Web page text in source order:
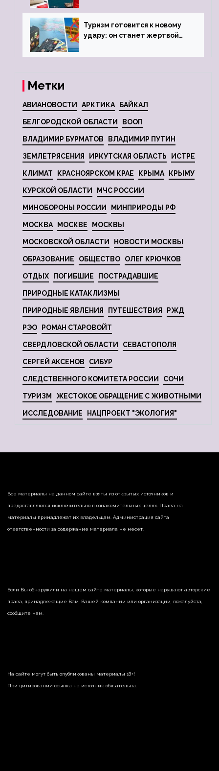
Туризм готовится к новому
удару: он станет жертвой
Метки
АВИАНОВОСТИ АРКТИКА БАЙКАЛ
БЕЛГОРОДСКОЙ ОБЛАСТИ ВООП
ВЛАДИМИР БУРМАТОВ ВЛАДИМИР ПУТИН
ЗЕМЛЕТРЯСЕНИЯ ИРКУТСКАЯ ОБЛАСТЬ ИСТРЕ
КЛИМАТ КРАСНОЯРСКОМ КРАЕ КРЫМА КРЫМУ
КУРСКОЙ ОБЛАСТИ МЧС РОССИИ
МИНОБОРОНЫ РОССИИ МИНПРИРОДЫ РФ
МОСКВА МОСКВЕ МОСКВЫ
МОСКОВСКОЙ ОБЛАСТИ НОВОСТИ МОСКВЫ
ОБРАЗОВАНИЕ ОБЩЕСТВО ОЛЕГ КРЮЧКОВ
ОТДЫХ ПОГИБШИЕ ПОСТРАДАВШИЕ
ПРИРОДНЫЕ КАТАКЛИЗМЫ
ПРИРОДНЫЕ ЯВЛЕНИЯ ПУТЕШЕСТВИЯ РЖД
РЭО РОМАН СТАРОВОЙТ
СВЕРДЛОВСКОЙ ОБЛАСТИ СЕВАСТОПОЛЯ
СЕРГЕЙ АКСЕНОВ СИБУР
СЛЕДСТВЕННОГО КОМИТЕТА РОССИИ СОЧИ
ТУРИЗМ ЖЕСТОКОЕ ОБРАЩЕНИЕ С ЖИВОТНЫМИ
ИССЛЕДОВАНИЕ НАЦПРОЕКТ "ЭКОЛОГИЯ"
Все материалы на данном сайте взяты из открытых источников и
предоставляются исключительно в ознакомительных целях. Права на
материалы принадлежат их владельцам. Администрация сайта
ответственности за содержание материала не несет.
Если Вы обнаружили на нашем сайте материалы, которые нарушают авторские
права, принадлежащие Вам, Вашей компании или организации, пожалуйста,
сообщите нам.
На сайте могут быть опубликованы материалы 18+!
При цитировании ссылка на источник обязательна.